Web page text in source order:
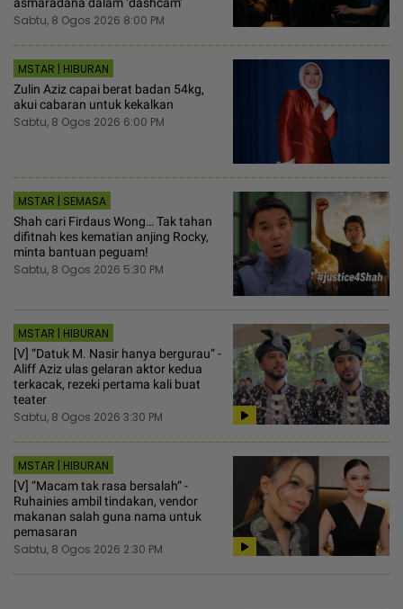
Sabtu, 8 Ogos 2026 8:00 PM
MSTAR | HIBURAN
Zulin Aziz capai berat badan 54kg,
akui cabaran untuk kekalkan
Sabtu, 8 Ogos 2026 6:00 PM
MSTAR | SEMASA
Shah cari Firdaus Wong… Tak tahan
difitnah kes kematian anjing Rocky,
minta bantuan peguam!
Sabtu, 8 Ogos 2026 5:30 PM
MSTAR | HIBURAN
[V] “Datuk M. Nasir hanya bergurau“ -
Aliff Aziz ulas gelaran aktor kedua
terkacak, rezeki pertama kali buat
teater
Sabtu, 8 Ogos 2026 3:30 PM
MSTAR | HIBURAN
[V] “Macam tak rasa bersalah“ -
Ruhainies ambil tindakan, vendor
makanan salah guna nama untuk
pemasaran
Sabtu, 8 Ogos 2026 2:30 PM